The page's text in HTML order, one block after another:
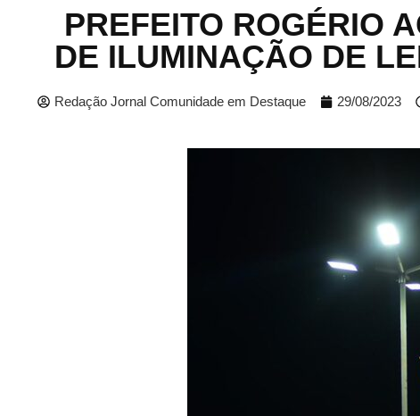
PREFEITO ROGÉRIO
DE ILUMINAÇÃO DE
Redação Jornal Comunidade em Destaque 29/08/2023